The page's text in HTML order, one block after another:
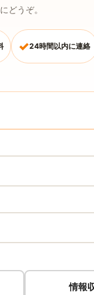
どうぞ。
✓24時間以内に連絡
情報